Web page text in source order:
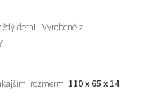
detail. Vyrobené z
rozmermi 110 x 65 x 14